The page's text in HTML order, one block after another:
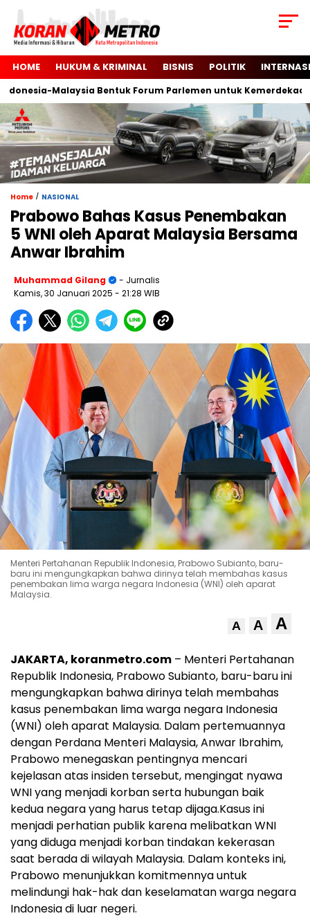
HOME HUKUM & KRIMINAL BISNIS POLITIK
Malaysia Bentuk Forum Parlemen untuk Kemerdekaan
Home / NASIONAL
Prabowo Bahas Kasus Penembakan
5 WNI oleh Aparat Malaysia Bersama
Anwar Ibrahim
Muhammad Gilang
- Jurnalis
Kamis, 30 Januari 2025 - 21:28 WIB
Menteri Pertahanan Republik Indonesia, Prabowo Subianto, baru-
baru ini mengungkapkan bahwa dirinya telah membahas kasus
penembakan lima warga negara Indonesia (WNI) oleh aparat
Malaysia.
A A A
JAKARTA, koranmetro.com – Menteri Pertahanan
Republik Indonesia, Prabowo Subianto, baru-baru ini
mengungkapkan bahwa dirinya telah membahas
kasus penembakan lima warga negara Indonesia
(WNI) oleh aparat Malaysia. Dalam pertemuannya
dengan Perdana Menteri Malaysia, Anwar Ibrahim,
Prabowo menegaskan pentingnya mencari
kejelasan atas insiden tersebut, mengingat nyawa
WNI yang menjadi korban serta hubungan baik
kedua negara yang harus tetap dijaga.Kasus ini
menjadi perhatian publik karena melibatkan WNI
yang diduga menjadi korban tindakan kekerasan
saat berada di wilayah Malaysia. Dalam konteks ini,
Prabowo menunjukkan komitmennya untuk
melindungi hak-hak dan keselamatan warga negara
Indonesia di luar negeri.